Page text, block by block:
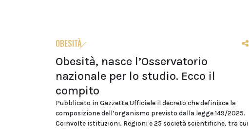
OBESITÀ
Obesità, nasce l’Osservatorio
nazionale per lo studio. Ecco il
compito
Pubblicato in Gazzetta Ufficiale il decreto che definisce la
composizione dell’organismo previsto dalla legge 149/2025.
Coinvolte istituzioni, Regioni e 25 società scientifiche, tra cui